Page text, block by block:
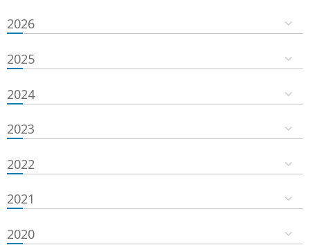
2026
2025
2024
2023
2022
2021
2020